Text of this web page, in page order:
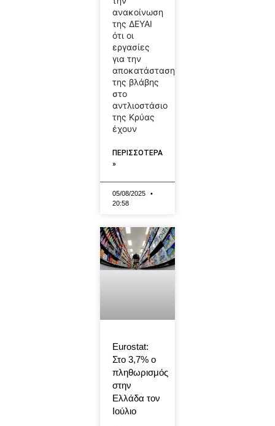
ανακοίνωση
της ΔΕΥΑΙ
ότι οι
εργασίες
για την
αποκατάσταση
της βλάβης
στο
αντλιοστάσιο
της Κρύας
έχουν
ΠΕΡΙΣΣΟΤΕΡΑ
»
05/08/2025
20:58
Eurostat:
Στο 3,7% ο
πληθωρισμός
στην
Ελλάδα τον
Ιούλιο